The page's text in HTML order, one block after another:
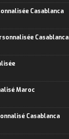
Casablanca
Casablanca
Maroc
Casablanca